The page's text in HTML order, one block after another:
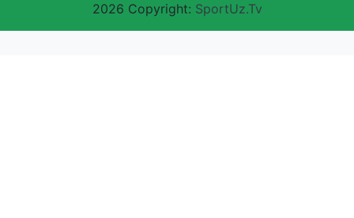
2026 Copyright: SportUz.Tv